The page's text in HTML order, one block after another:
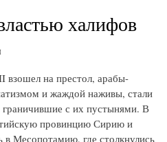
халифов
взошел на престол, арабы-
и жаждой наживы, стали
граничившие с их пустынями. В
провинцию Сирию и
в Месопотамию, где столкнулись